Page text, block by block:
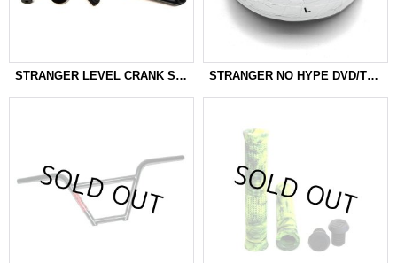
STRANGER LEVEL CRANK SET W/PRIMO BB STRANGER NO HYPE DVD/TEE COMBO